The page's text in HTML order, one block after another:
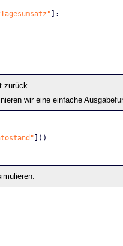
]:
zurück.
wir eine einfache
]))